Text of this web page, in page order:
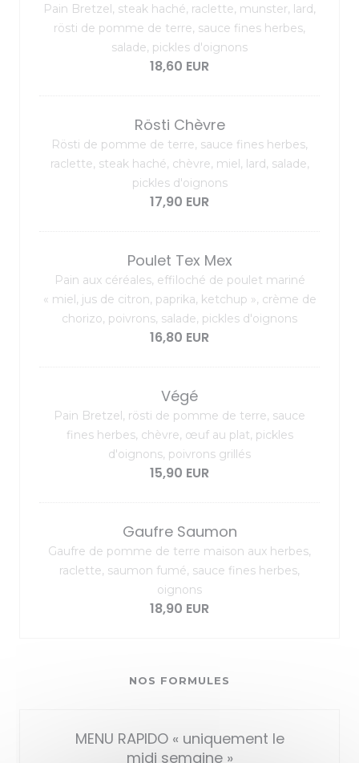
Pain Bretzel, steak haché, raclette, munster, lard,
rösti de pomme de terre, sauce fines herbes,
salade, pickles d'oignons
18,60 EUR
Rösti Chèvre
Rösti de pomme de terre, sauce fines herbes,
raclette, steak haché, chèvre, miel, lard, salade,
pickles d'oignons
17,90 EUR
Poulet Tex Mex
Pain aux céréales, effiloché de poulet mariné
« miel, jus de citron, paprika, ketchup », crème de
chorizo, poivrons, salade, pickles d'oignons
16,80 EUR
Végé
Pain Bretzel, rösti de pomme de terre, sauce
fines herbes, chèvre, œuf au plat, pickles
d'oignons, poivrons grillés
15,90 EUR
Gaufre Saumon
Gaufre de pomme de terre maison aux herbes,
raclette, saumon fumé, sauce fines herbes,
oignons
18,90 EUR
NOS FORMULES
MENU RAPIDO « uniquement le
midi semaine »